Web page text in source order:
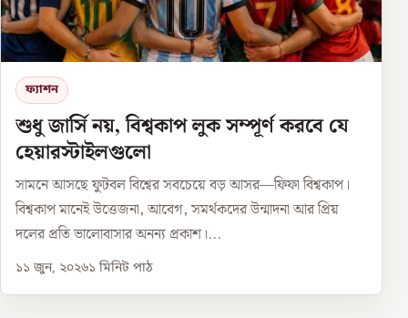
ফ্যাশন
শুধু জার্সি নয়, বিশ্বকাপ লুক সম্পূর্ণ করবে যে
হেয়ারস্টাইলগুলো
সামনে আসছে ফুটবল বিশ্বের সবচেয়ে বড় আসর—ফিফা বিশ্বকাপ।
বিশ্বকাপ মানেই উত্তেজনা, আবেগ, সমর্থকদের উন্মাদনা আর প্রিয়
দলের প্রতি ভালোবাসার অনন্য প্রকাশ।...
১১ জুন, ২০২৬১ মিনিট পাঠ